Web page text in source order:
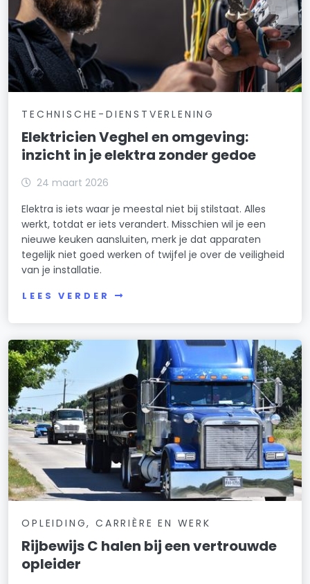
TECHNISCHE-DIENSTVERLENING
Elektricien Veghel en omgeving:
inzicht in je elektra zonder gedoe
24 maart 2026
Elektra is iets waar je meestal niet bij stilstaat. Alles
werkt, totdat er iets verandert. Misschien wil je een
nieuwe keuken aansluiten, merk je dat apparaten
tegelijk niet goed werken of twijfel je over de veiligheid
van je installatie.
LEES VERDER
OPLEIDING, CARRIÈRE EN WERK
Rijbewijs C halen bij een vertrouwde
opleider